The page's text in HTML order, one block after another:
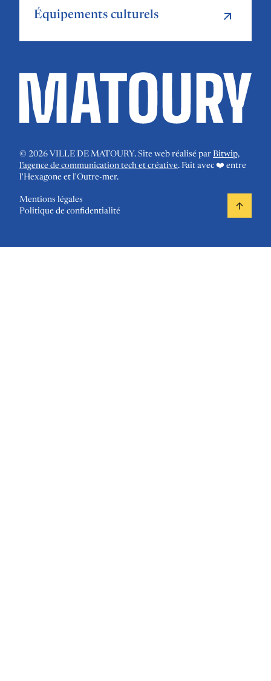
Équipements culturels
Mentions légales
Politique de confidentialité
© 2026 VILLE DE MATOURY. Site web réalisé par Bitwip,
l’agence de communication tech et créative. Fait avec ❤️ entre
l'Hexagone et l'Outre-mer.